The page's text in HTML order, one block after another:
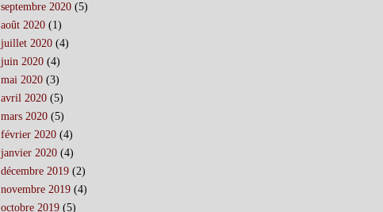
septembre 2020 (5)
août 2020 (1)
juillet 2020 (4)
juin 2020 (4)
mai 2020 (3)
avril 2020 (5)
mars 2020 (5)
février 2020 (4)
janvier 2020 (4)
décembre 2019 (2)
novembre 2019 (4)
octobre 2019 (5)